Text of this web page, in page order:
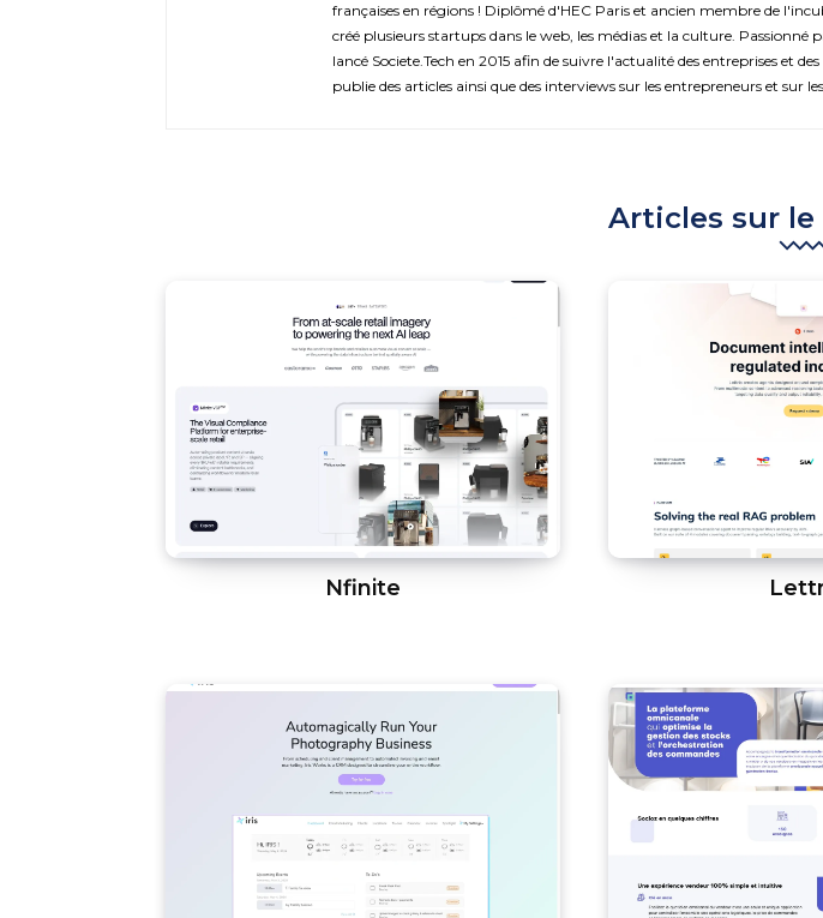
françaises en régions ! Diplômé d'HEC Paris et ancien membre de
créé plusieurs startups dans le web, les médias et la culture. Passionné
lancé Societe.Tech en 2015 afin de suivre l'actualité des entreprises et des
publie des articles ainsi que des interviews sur les entrepreneurs et sur
Articles sur
Nfinite